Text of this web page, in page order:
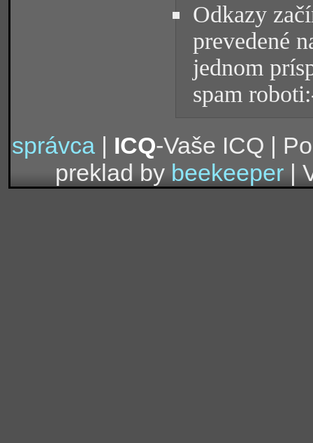
Odkazy
prevedené
jednom
spam
správca| ICQ-Vaše ICQ |
preklad by beekeeper |